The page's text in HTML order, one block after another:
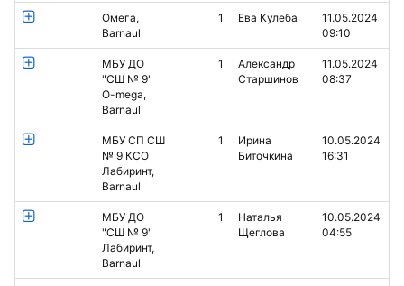
Омега,
Barnaul
1 Ева Кулеба
11.05.2024
09:10
МБУ ДО
"СШ № 9"
O-mega,
Barnaul
1
Александр
Старшинов
11.05.2024
08:37
МБУ СП СШ
№ 9 КСО
Лабиринт,
Barnaul
1
Ирина
Биточкина
10.05.2024
16:31
МБУ ДО
"СШ № 9"
Лабиринт,
Barnaul
1
Наталья
Щеглова
10.05.2024
04:55